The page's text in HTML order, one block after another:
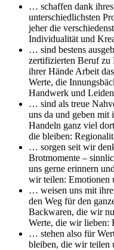
… schaffen dank
unterschiedlichsten
jeher die
Individualität und
… sind bestens
zertifizierten Beruf zu
ihrer Hände Arbeit
Werte, die
Handwerk und
… sind als treue
uns da und geben mit
Handeln ganz viel
die bleiben:
… sorgen seit wir
Brotmomente –
uns gerne erinnern
wir teilen: Emotionen
… weisen uns mit
den Weg für den
Backwaren, die wir
Werte, die wir lieben:
… stehen also für
bleiben, die wir teilen